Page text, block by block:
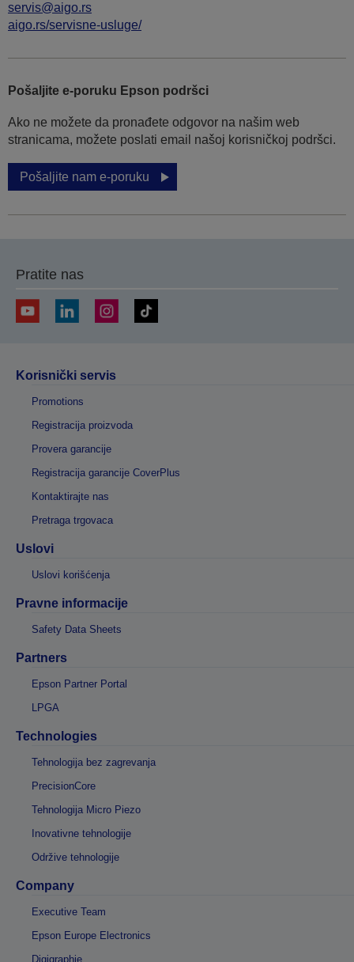
servis@aigo.rs
aigo.rs/servisne-usluge/
Pošaljite e-poruku Epson podršci
Ako ne možete da pronađete odgovor na našim web
stranicama, možete poslati email našoj korisničkoj podršci.
Pošaljite nam e-poruku
Pratite nas
Korisnički servis
Promotions
Registracija proizvoda
Provera garancije
Registracija garancije CoverPlus
Kontaktirajte nas
Pretraga trgovaca
Uslovi
Uslovi korišćenja
Pravne informacije
Safety Data Sheets
Partners
Epson Partner Portal
LPGA
Technologies
Tehnologija bez zagrevanja
PrecisionCore
Tehnologija Micro Piezo
Inovativne tehnologije
Održive tehnologije
Company
Executive Team
Epson Europe Electronics
Digigraphie